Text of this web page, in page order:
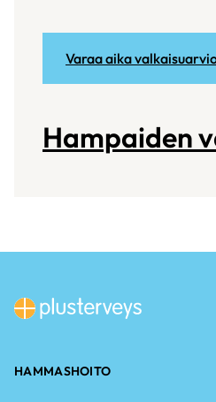
Varaa aika
Hampaiden
HAMMASHOITO